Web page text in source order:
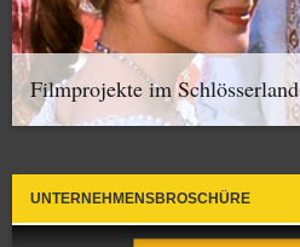
Filmprojekte im Schlösserland
UNTERNEHMENSBROSCHÜRE